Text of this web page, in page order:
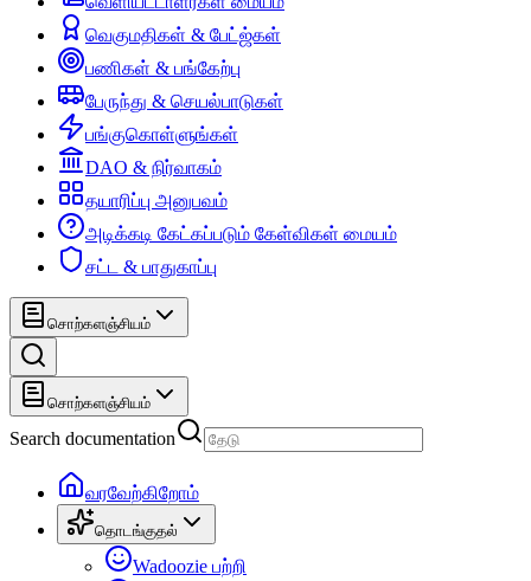
வெகுமதிகள் & பேட்ஜ்கள்
பணிகள் & பங்கேற்பு
பேருந்து & செயல்பாடுகள்
பங்குகொள்ளுங்கள்
DAO & நிர்வாகம்
தயாரிப்பு அனுபவம்
அடிக்கடி கேட்கப்படும் கேள்விகள் மையம்
சட்ட & பாதுகாப்பு
சொற்களஞ்சியம்
சொற்களஞ்சியம்
Search documentation
வரவேற்கிறோம்
தொடங்குதல்
Wadoozie பற்றி